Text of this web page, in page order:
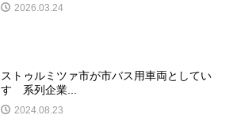
2026.03.24
ストゥルミツァ市が市バス用車両としてい
すゞ系列企業...
2024.08.23